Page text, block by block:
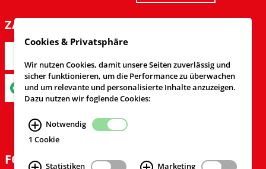
ZAHLARTEN
FOLGEN SIE UNS
Cookies & Privatsphäre
Wir nutzen Cookies, damit unsere Seiten zuverlässig und
sicher funktionieren, um die Performance zu überwachen
und um relevante und personalisierte Inhalte anzuzeigen.
Dazu nutzen wir foglende Cookies:
Notwendig
1 Cookie
Statistiken Marketing